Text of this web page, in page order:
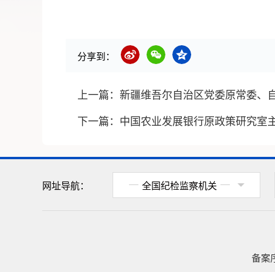
分享到：
上一篇： 新疆维吾尔自治区党委原常委、
下一篇： 中国农业发展银行原政策研究室
网址导航： 全国纪检监察机关
备案